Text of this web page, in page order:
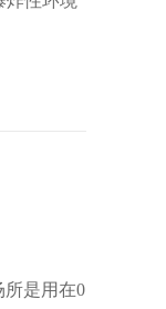
所是用在0